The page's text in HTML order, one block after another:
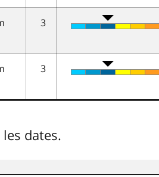
3
3
dates.